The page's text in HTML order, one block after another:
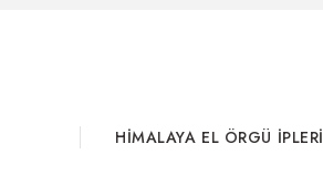
HİMALAYA EL ÖRGÜ İPLERİ